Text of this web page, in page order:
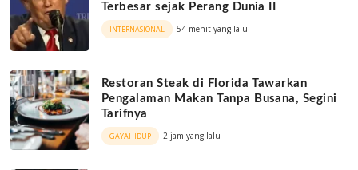
Terbesar sejak Perang Dunia II
INTERNASIONAL 54 menit yang lalu
Restoran Steak di Florida Tawarkan
Pengalaman Makan Tanpa Busana, Segini
Tarifnya
GAYAHIDUP 2 jam yang lalu